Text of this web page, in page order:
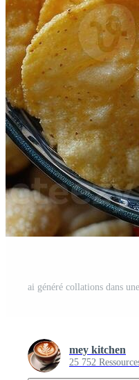
mey kitchen
25 752